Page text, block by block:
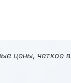
цены, четкое